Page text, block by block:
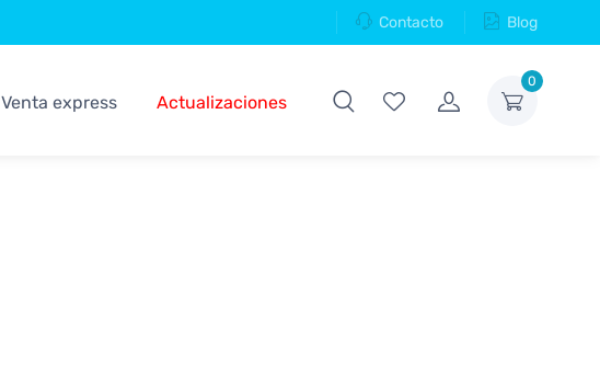
Contacto Blog
0
Venta express Actualizaciones